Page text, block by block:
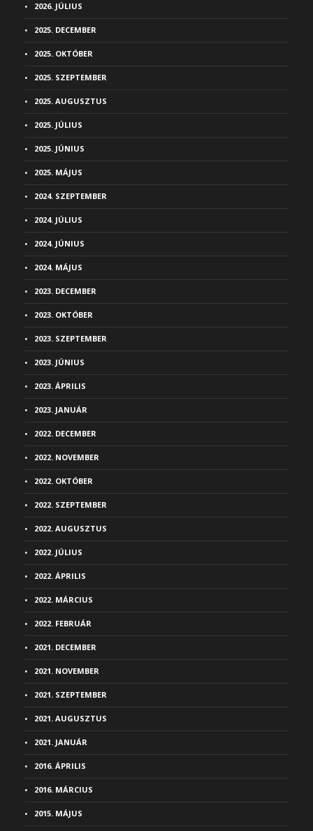
2026. JÚLIUS
2025. DECEMBER
2025. OKTÓBER
2025. SZEPTEMBER
2025. AUGUSZTUS
2025. JÚLIUS
2025. JÚNIUS
2025. MÁJUS
2024. SZEPTEMBER
2024. JÚLIUS
2024. JÚNIUS
2024. MÁJUS
2023. DECEMBER
2023. OKTÓBER
2023. SZEPTEMBER
2023. JÚNIUS
2023. ÁPRILIS
2023. JANUÁR
2022. DECEMBER
2022. NOVEMBER
2022. OKTÓBER
2022. SZEPTEMBER
2022. AUGUSZTUS
2022. JÚLIUS
2022. ÁPRILIS
2022. MÁRCIUS
2022. FEBRUÁR
2021. DECEMBER
2021. NOVEMBER
2021. SZEPTEMBER
2021. AUGUSZTUS
2021. JANUÁR
2016. ÁPRILIS
2016. MÁRCIUS
2015. MÁJUS